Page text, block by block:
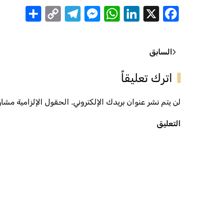
Facebook
X
LinkedIn
WhatsApp
Messenger
Telegram
Copy
السابق
اترك تعليقاً
لن يتم نشر عنوان بريدك الإلكتروني. الحقول الإلزامية مشار
التعليق